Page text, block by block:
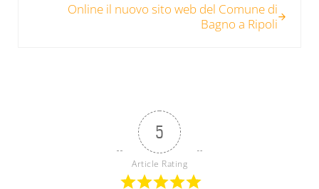
Online il nuovo sito web del Comune di
Bagno a Ripoli
5
Article Rating